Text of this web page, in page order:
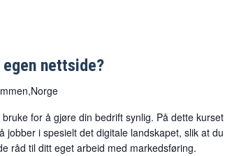
egen nettside?
for å gjøre din bedrift synlig. På dette kurset
i spesielt det digitale landskapet, slik at du
råd til ditt eget arbeid med markedsføring.